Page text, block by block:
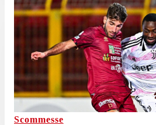
Scommesse